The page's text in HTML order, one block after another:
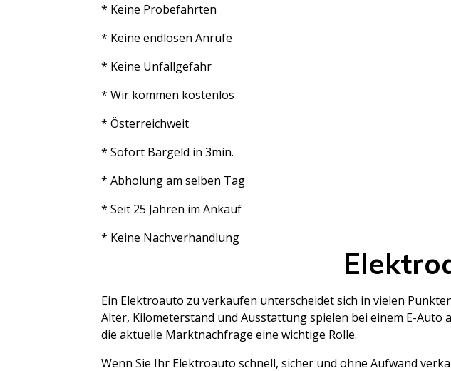
* Keine Probefahrten
* Keine endlosen Anrufe
* Keine Unfallgefahr
* Wir kommen kostenlos
* Österreichweit
* Sofort Bargeld in 3min.
* Abholung am selben Tag
* Seit 25 Jahren im Ankauf
* Keine Nachverhandlung
Ein Elektroauto zu verkaufen unterscheidet sich in vielen
Alter, Kilometerstand und Ausstattung spielen bei einem E-
die aktuelle Marktnachfrage eine wichtige Rolle.
Wenn Sie Ihr Elektroauto schnell, sicher und ohne Aufwand